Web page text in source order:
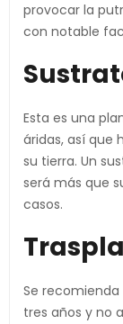
provocar la
con notable
Esta es una
áridas, así que
su tierra. Un
será más que
casos.
Se recomienda
tres años y no